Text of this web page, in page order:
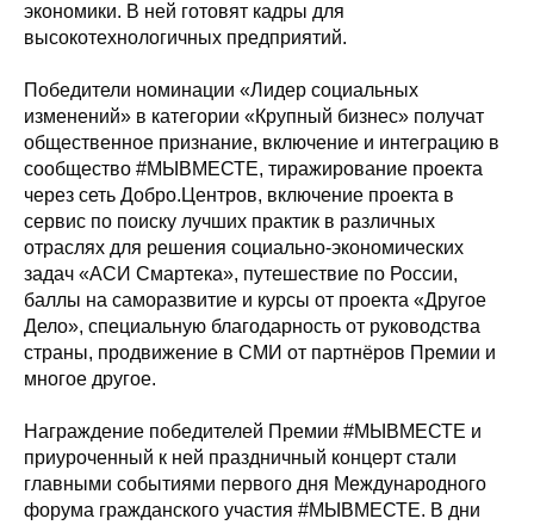
экономики. В ней готовят кадры для
высокотехнологичных предприятий.
Победители номинации «Лидер социальных
изменений» в категории «Крупный бизнес» получат
общественное признание, включение и интеграцию в
сообщество #МЫВМЕСТЕ, тиражирование проекта
через сеть Добро.Центров, включение проекта в
сервис по поиску лучших практик в различных
отраслях для решения социально-экономических
задач «АСИ Смартека», путешествие по России,
баллы на саморазвитие и курсы от проекта «Другое
Дело», специальную благодарность от руководства
страны, продвижение в СМИ от партнёров Премии и
многое другое.
Награждение победителей Премии #МЫВМЕСТЕ и
приуроченный к ней праздничный концерт стали
главными событиями первого дня Международного
форума гражданского участия #МЫВМЕСТЕ. В дни